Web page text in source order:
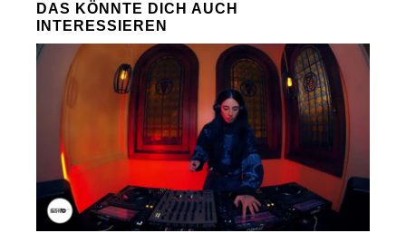
DAS KÖNNTE DICH AUCH
INTERESSIEREN